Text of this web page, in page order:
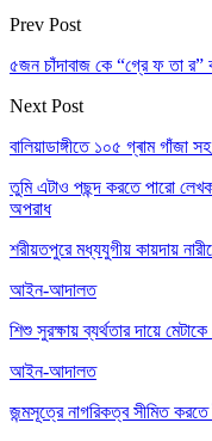
Prev Post
৫জন চাঁদাবাজ কে “গ্রে ফ তা র”
Next Post
বালিয়াডাঙ্গীতে ১০৫ গ্ৰাম
তুমি এটাও পছন্দ করতে পারো
অপরাধ
শরীয়তপুরে মধ্যযুগীয় কায়দায়
আইন-আদালত
শিশু সুরক্ষায় ব্যর্থতার দায়ে
আইন-আদালত
জন্মসূত্রে নাগরিকত্ব সীমিত করতে